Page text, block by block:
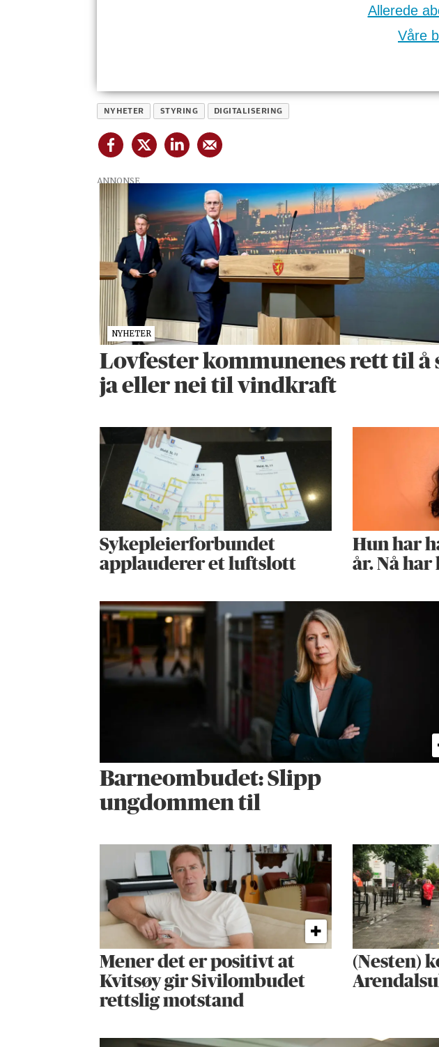
Allerede
Våre
NYHETER STYRING DIGITALISERING
ANNONSE
NYHETER
Lovfester kommunenes rett til å
ja eller nei til vindkraft
Sykepleier­forbundet
applauderer et luftslott
Hun har
år. Nå har
Barneombudet: Slipp
ungdommen til
Mener det er positivt at
Kvitsøy gir Sivilombudet
rettslig motstand
(Nesten)